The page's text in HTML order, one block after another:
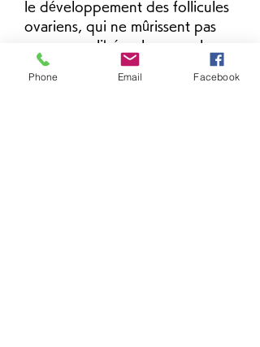
le développement des follicules
ovariens, qui ne mûrissent pas
assez pour libérer leurs ovules.
Cela se manifeste par des
troubles du cycle menstruel,
Phone Email Facebook